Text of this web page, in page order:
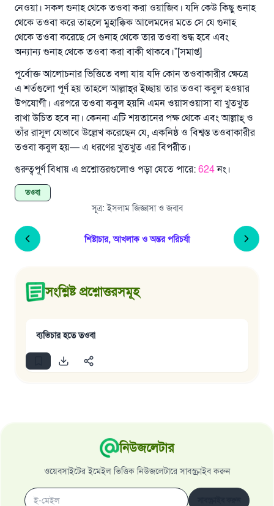
নেওয়া। সকল গুনাহ থেকে তওবা করা ওয়াজিব। যদি কেউ কিছু গুনাহ
থেকে তওবা করে তাহলে মুহাক্কিক আলেমদের মতে সে যে গুনাহ
থেকে তওবা করেছে সে গুনাহ থেকে তার তওবা শুদ্ধ হবে এবং
অন্যান্য গুনাহ থেকে তওবা করা বাকী থাকবে।”[সমাপ্ত]
পূর্বোক্ত আলোচনার ভিত্তিতে বলা যায় যদি কোন তওবাকারীর ক্ষেত্রে
এ শর্তগুলো পূর্ণ হয় তাহলে আল্লাহ্‌র ইচ্ছায় তার তওবা কবুল হওয়ার
উপযোগী। এরপরে তওবা কবুল হয়নি এমন ওয়াসওয়াসা বা খুতখুত
রাখা উচিত হবে না। কেননা এটি শয়তানের পক্ষ থেকে এবং আল্লাহ্‌ ও
তাঁর রাসূল যেভাবে উল্লেখ করেছেন যে, একনিষ্ঠ ও বিশ্বস্ত তওবাকারীর
তওবা কবুল হয়— এ ধরণের খুতখুত এর বিপরীত।
গুরুত্বপূর্ণ বিধায় এ প্রশ্নোত্তরগুলোও পড়া যেতে পারে: 624নং।
তওবা
সূত্র:ইসলাম জিজ্ঞাসা ও জবাব
শিষ্টাচার, আখলাক ও অন্তর পরিচর্যা
সংশ্লিষ্ট প্রশ্নোত্তরসমূহ
ব্যভিচার হতে তওবা
নিউজলেটার
ওয়েবসাইটের ইমেইল ভিত্তিক নিউজলেটারে সাবস্ক্রাইব করুন